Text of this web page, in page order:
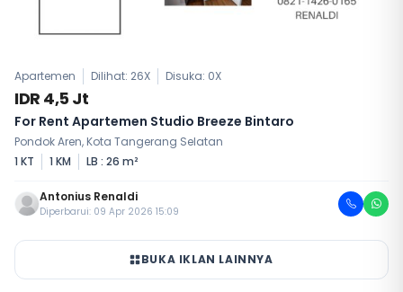
Apartemen Dilihat: 26X Disuka: 0X
IDR 4,5 Jt
For Rent Apartemen Studio Breeze Bintaro
Pondok Aren, Kota Tangerang Selatan
1 KT
1 KM LB : 26 m²
Antonius Renaldi
Diperbarui: 09 Apr 2026 15:09
BUKA IKLAN LAINNYA